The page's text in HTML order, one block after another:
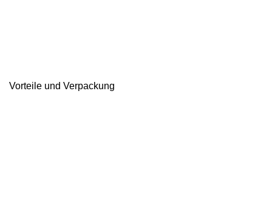
Vorteile und Verpackung